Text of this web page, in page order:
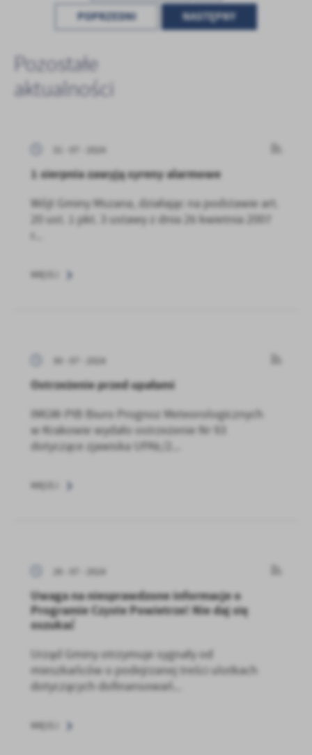
POPRZEDNI NASTĘPNY
Pozostałe
aktualności
31 - 07 - 2024
1 sierpnia zawyją syreny alarmowe
Wójt Gminy Mszana, działając na podstawie art.
20 ust. 1 pkt. 3 ustawy z dnia 26 kwietnia 2007
30 - 07 - 2024
Ostrzeżenie przed upałami
IMGW-PIB Biuro Prognoz Meteorologicznych
w Krakowie wydało ostrzeżenie Nr 93
dotyczące zjawiska UPAŁ/2...
26 - 07 - 2024
Uwaga na niesprawdzone informacje o
Programie Czyste Powietrze! Nie daj się
oszukać
Urząd Gminy otrzymuje sygnały od
mieszkańców o podejrzanej treści ulotkach
dotyczących dofinansowań...